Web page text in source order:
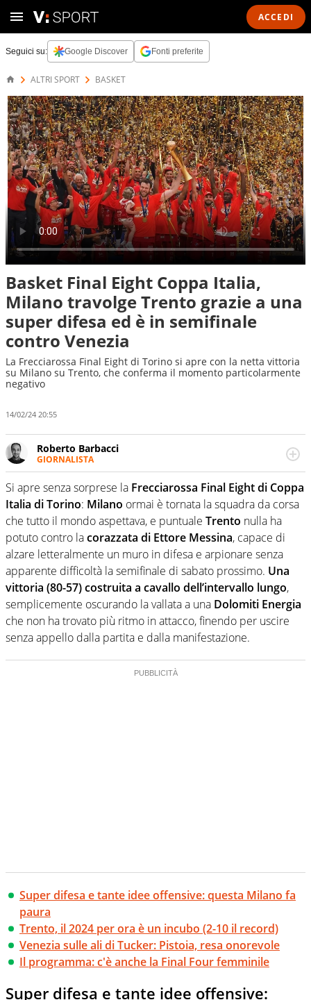
ACCEDI
Seguici su: Google Discover Fonti preferite
ALTRI SPORT BASKET
Basket Final Eight Coppa Italia,
Milano travolge Trento grazie a una
super difesa ed è in semifinale
contro Venezia
La Frecciarossa Final Eight di Torino si apre con la netta vittoria
su Milano su Trento, che conferma il momento particolarmente
negativo
14/02/24 20:55
Roberto Barbacci
GIORNALISTA
Giornalista (pubblicista) sportivo a tutto campo, è il
tuttologo di Virgilio Sport. Provate a chiedergli di boxe, di
scherma, di volley o di curling: ve ne farà innamorare
Si apre senza sorprese la Frecciarossa Final Eight di Coppa
Italia di Torino: Milano ormai è tornata la squadra da corsa
che tutto il mondo aspettava, e puntuale Trento nulla ha
potuto contro lacorazzata di Ettore Messina, capace di
alzare letteralmente un muro in difesa e arpionare senza
apparente difficoltà la semifinale di sabato prossimo. Una
vittoria (80-57) costruita a cavallo dell’intervallo lungo,
semplicemente oscurando la vallata a una Dolomiti Energia
che non ha trovato più ritmo in attacco, finendo per uscire
senza appello dalla partita e dalla manifestazione.
Super difesa e tante idee offensive: questa Milano fa
paura
Trento, il 2024 per ora è un incubo (2-10 il record)
Venezia sulle ali di Tucker: Pistoia, resa onorevole
Il programma: c'è anche la Final Four femminile
Super difesa e tante idee offensive: